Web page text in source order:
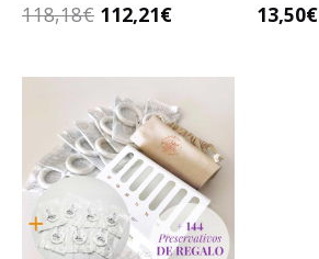
118,18€ 112,21€ 13,50€